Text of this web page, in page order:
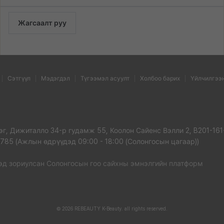
Жагсаалт руу
Сэтгүүл Мэдэгдэл Түгээмэл асуулт Холбоо барих
Дижиталло 34-р гудамж 55, Коолон Сайенс Вэлли 2, B201-
(Ажлын өдрүүдэд 09:00 - 18:00 (Солонгосын цагаар))
зориулсан Солонгосын гоо сайхны эмнэлгийн платформ
© 2026 REBEAUTY K-Beauty. all rights reserved.